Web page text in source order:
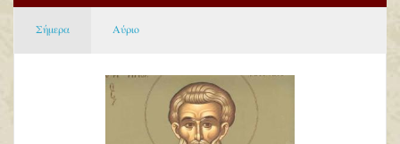
Σήμερα Αύριο